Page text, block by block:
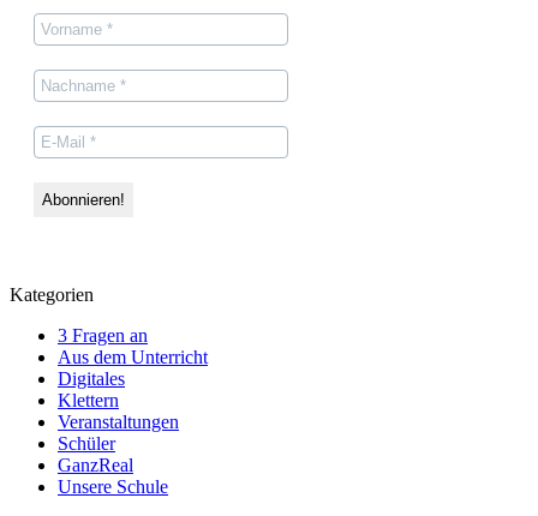
Kategorien
3 Fragen an
Aus dem Unterricht
Digitales
Klettern
Veranstaltungen
Schüler
GanzReal
Unsere Schule